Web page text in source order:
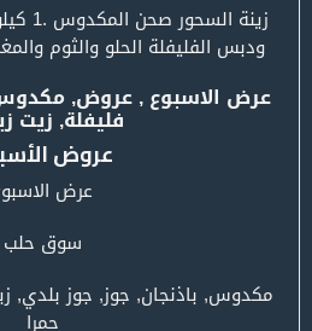
زينة
ودبس الفليفلة الحلو والثوم
عرض الاسبوع , عروض,
فليفلة, زيت
عروض
عرض
سوق حلب
مكدوس, باذنجان, جوز, جوز بلدي,
حمرا